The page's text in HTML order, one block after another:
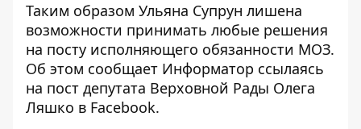
Таким образом Ульяна Супрун лишена
возможности принимать любые решения
на посту исполняющего обязанности МОЗ.
Об этом сообщает Информатор ссылаясь
на пост депутата Верховной Рады Олега
Ляшко в Facebook.